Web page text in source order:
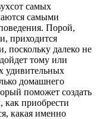
самых
самыми
Порой,
приходится
поскольку далеко не
тому или
удивительных
домашнего
поможет создать
как приобрести
какая именно